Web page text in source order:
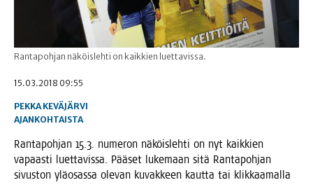
Rantapohjan näköislehti on kaikkien luettavissa.
15.03.2018 09:55
PEKKA KEVÄJÄRVI
AJANKOHTAISTA
Ran­ta­poh­jan 15.3. nume­ron näköis­leh­ti on nyt kaik­kien
vapaas­ti luet­ta­vis­sa. Pää­set luke­maan sitä Ran­ta­poh­jan
sivus­ton ylä­osas­sa ole­van kuvak­keen kaut­ta tai klikkaamalla